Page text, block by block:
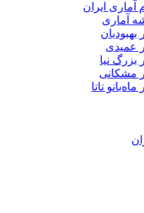
ایران
آماری
عمیدی
نیا
مشکانی
تاتا